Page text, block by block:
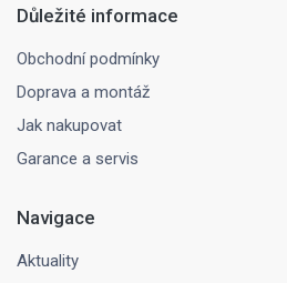
Důležité informace
Obchodní podmínky
Doprava a montáž
Jak nakupovat
Garance a servis
Navigace
Aktuality